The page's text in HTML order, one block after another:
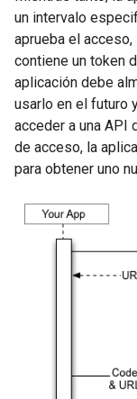
un intervalo
aprueba el
contiene un token
aplicación debe
usarlo en el futuro
acceder a una API
de acceso, la
para obtener uno